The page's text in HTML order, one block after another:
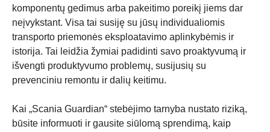
komponentų gedimus arba pakeitimo poreikį jiems dar
neįvykstant. Visa tai susiję su jūsų individualiomis
transporto priemonės eksploatavimo aplinkybėmis ir
istorija. Tai leidžia žymiai padidinti savo proaktyvumą ir
išvengti produktyvumo problemų, susijusių su
prevenciniu remontu ir dalių keitimu.
Kai „Scania Guardian“ stebėjimo tarnyba nustato riziką,
būsite informuoti ir gausite siūlomą sprendimą, kaip